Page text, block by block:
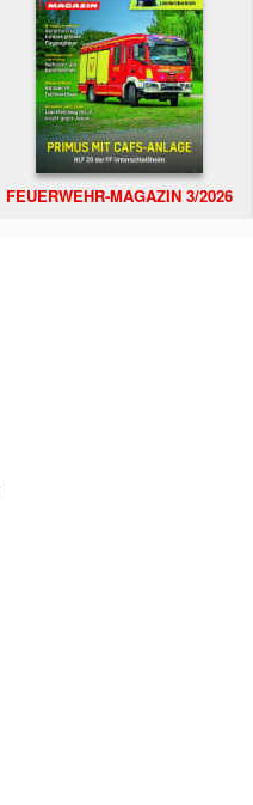
FEUERWEHR-MAGAZIN 3/2026